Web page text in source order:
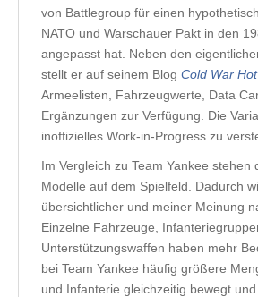
von Battlegroup für einen
NATO und Warschauer Pakt in den
angepasst hat. Neben den
stellt er auf seinem Blog Cold War
Armeelisten, Fahrzeugwerte, Data
Ergänzungen zur Verfügung. Die
inoffizielles Work-in-Progress zu
Im Vergleich zu Team Yankee stehen
Modelle auf dem Spielfeld. Dadurch
übersichtlicher und meiner Meinung
Einzelne Fahrzeuge,
Unterstützungswaffen haben mehr
bei Team Yankee häufig größere
und Infanterie gleichzeitig bewegt